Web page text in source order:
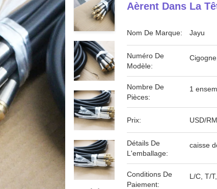
Aèrent Dans La
Nom De Marque: Jayu
Numéro De
Modèle:
Nombre De
Pièces:
1
Prix: USD/
Détails De
L'emballage:
caisse
Conditions De
Paiement:
L/C, T/